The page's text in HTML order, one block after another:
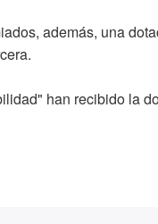
además, una
han recibido la